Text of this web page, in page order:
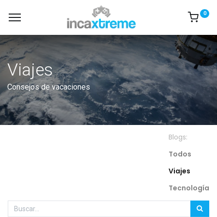
0
Viajes
Consejos de vacaciones
Blogs:
Todos
Viajes
Tecnología